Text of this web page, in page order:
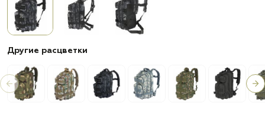
Другие расцветки